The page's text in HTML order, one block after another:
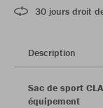
30 jours droit
Description
Sac de sport
équipement